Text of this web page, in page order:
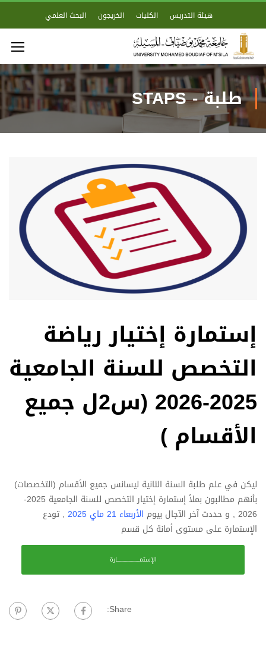
هيئة التدريس الكليات الخريجون البحث العلمي
طلبة - STAPS
إستمارة إختيار رياضة
التخصص للسنة الجامعية
2025-2026 (س2ل جميع
الأقسام )
ليكن في علم طلبة السنة الثانية ليسانس جميع الأقسام (التخصصات)
بأنهم مطالبون بملأ إستمارة إختيار التخصص للسنة الجامعية 2025-
2026 , و حددت آخر الآجال بيوم
الأربعاء 21 ماي 2025
, تودع
الإستمارة على مستوى أمانة كل قسم
الإستمـــــــــــــــــــارة
Share: